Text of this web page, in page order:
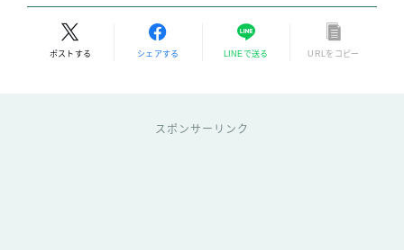
ポストする シェアする LINEで送る URLをコピー
スポンサーリンク